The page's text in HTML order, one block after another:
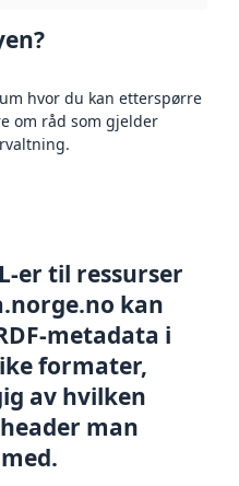
hvor du kan etterspørre
om råd som gjelder
er til ressurser
kan
metadata i
formater,
av hvilken
man